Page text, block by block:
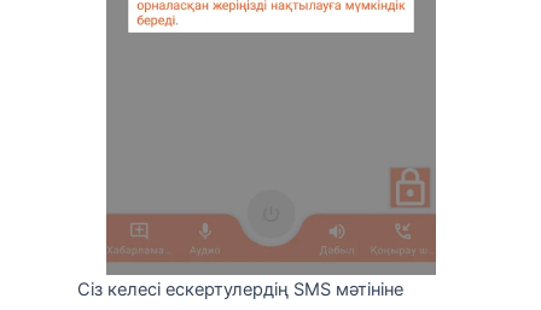
Сіз келесі ескертулердің SMS мәтініне